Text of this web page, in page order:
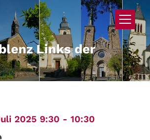
Links der
2025 9:30 - 10:30